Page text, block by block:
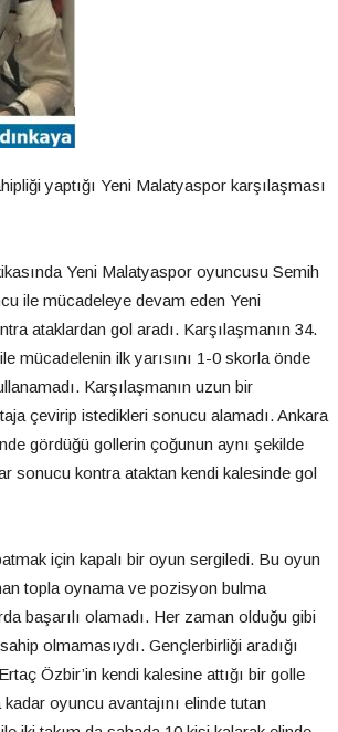
yaptığı Yeni Malatyaspor karşılaşması
Yeni Malatyaspor oyuncusu Semih
ile mücadeleye devam eden Yeni
ataklardan gol aradı. Karşılaşmanın 34.
mücadelenin ilk yarısını 1-0 skorla önde
Karşılaşmanın uzun bir
çevirip istedikleri sonucu alamadı. Ankara
gördüğü gollerin çoğunun aynı şekilde
sonucu kontra ataktan kendi kalesinde gol
için kapalı bir oyun sergiledi. Bu oyun
topla oynama ve pozisyon bulma
başarılı olamadı. Her zaman olduğu gibi
olmamasıydı. Gençlerbirliği aradığı
Özbir’in kendi kalesine attığı bir golle
oyuncu avantajını elinde tutan